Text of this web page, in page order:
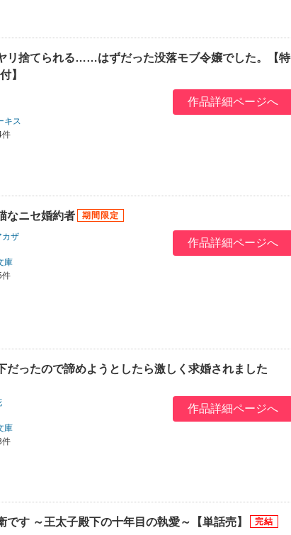
リ捨てられる……はずだった没落モブ令嬢でした。【特
】
キス
件
作品詳細ページへ
なニセ婚約者
カザ
庫
件
作品詳細ページへ
だったので諦めようとしたら激しく求婚されました
庫
件
作品詳細ページへ
です ～王太子殿下の十年目の執愛～【単話売】